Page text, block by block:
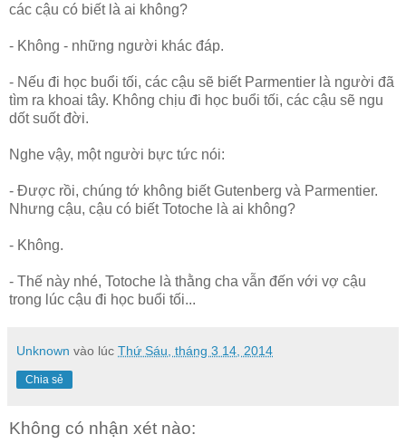
các cậu có biết là ai không?
- Không - những người khác đáp.
- Nếu đi học buổi tối, các cậu sẽ biết Parmentier là người đã
tìm ra khoai tây. Không chịu đi học buổi tối, các cậu sẽ ngu
dốt suốt đời.
Nghe vậy, một người bực tức nói:
- Được rồi, chúng tớ không biết Gutenberg và Parmentier.
Nhưng cậu, cậu có biết Totoche là ai không?
- Không.
- Thế này nhé, Totoche là thằng cha vẫn đến với vợ cậu
trong lúc cậu đi học buổi tối...
Unknown vào lúc Thứ Sáu, tháng 3 14, 2014
Chia sẻ
Không có nhận xét nào: